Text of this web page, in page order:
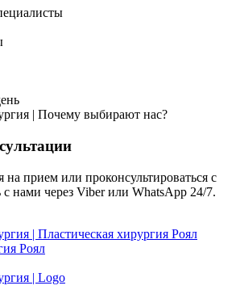
на прием или проконсультироваться с
нами через Viber или WhatsApp 24/7.